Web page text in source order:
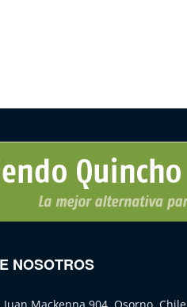
NOSOTROS